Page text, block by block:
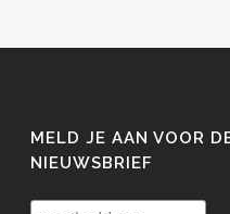
MELD JE AAN VOOR
NIEUWSBRIEF